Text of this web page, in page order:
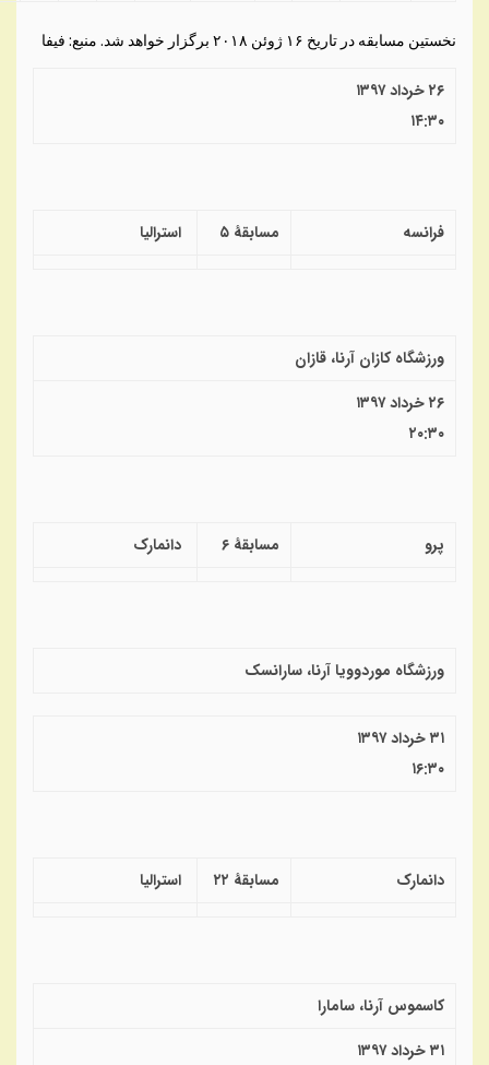
نخستین مسابقه در تاریخ ۱۶ ژوئن ۲۰۱۸ برگزار خواهد شد. منبع: فیفا
۲۶ خرداد ۱۳۹۷
۱۴:۳۰
فرانسه مسابقهٔ ۵ استرالیا
ورزشگاه کازان آرنا، قازان
۲۶ خرداد ۱۳۹۷
۲۰:۳۰
پرو مسابقهٔ ۶ دانمارک
ورزشگاه موردوویا آرنا، سارانسک
۳۱ خرداد ۱۳۹۷
۱۶:۳۰
دانمارک مسابقهٔ ۲۲ استرالیا
کاسموس آرنا، سامارا
۳۱ خرداد ۱۳۹۷